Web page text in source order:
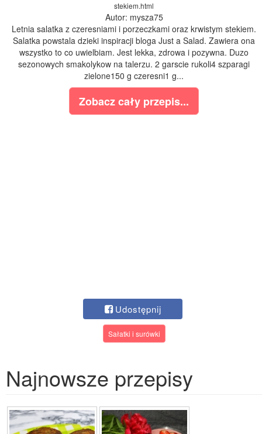
stekiem.html
Autor: mysza75
Letnia salatka z czeresniami i porzeczkami oraz krwistym stekiem.
Salatka powstala dzieki inspiracji bloga Just a Salad. Zawiera ona
wszystko to co uwielbiam. Jest lekka, zdrowa i pozywna. Duzo
sezonowych smakolykow na talerzu. 2 garscie rukoli4 szparagi
zielone150 g czeresni1 g...
Zobacz cały przepis...
Udostępnij
Sałatki i surówki
Najnowsze przepisy